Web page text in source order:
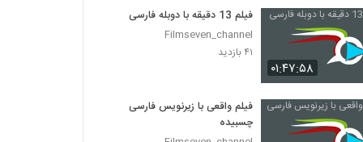
۰۱:۴۷:۵۸
فیلم 13 دقیقه با دوبله فارسی
Filmseven_channel
۴۱ بازدید
فیلم واقعی با زیرنویس فارسی
چسبیده